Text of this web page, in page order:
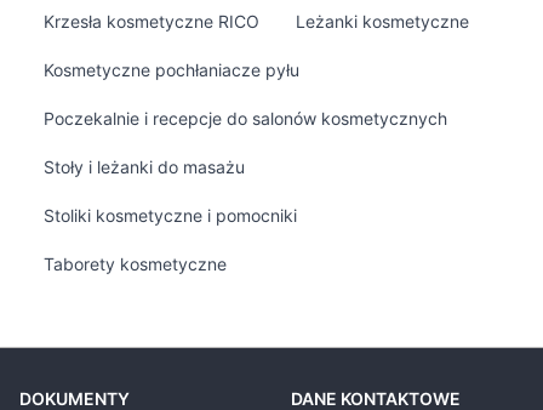
Krzesła kosmetyczne RICO Leżanki kosmetyczne
Kosmetyczne pochłaniacze pyłu
Poczekalnie i recepcje do salonów kosmetycznych
Stoły i leżanki do masażu
Stoliki kosmetyczne i pomocniki
Taborety kosmetyczne
DOKUMENTY DANE KONTAKTOWE